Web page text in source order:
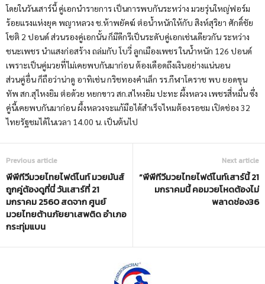
โดยในวันเสาร์นี้ คู่เอกนำรายการ เป็นการพบกันระหว่าง มวยรุ่นใหญ่ฟอร์ม
ร้อยแรงแห่งยุค พญาหลวง ช.ห้าพยัคฆ์ ต่อน้ำหนักให้กับ สิงห์สุริยา ศักดิ์ชัย
โชติ 2 ปอนด์ ส่วนรองคู่เอกนั้น ก็มีดีกรีเป็นระดับคู่เอกเช่นเดียวกัน ระหว่าง
ชนะเพชร นำแสงก่อสร้าง ถล่มกับ โบวี่ ลูกเมืองเพชร ในน้ำหนัก 126 ปอนด์
เพราะเป็นคู่มวยที่ไม่เคยพบกันมาก่อน ต้องเดือดถึงเงินอย่างแน่นอน
ส่วนคู่อื่น ก็ถือว่าน่าดู อาทิเช่น กริชทองคำเล็ก รร.กีฬาโคราช พบ ยอดขุน
ทัพ สก.สุไหงยิม ต่อด้วย หยกขาว สก.สไหงยิม ปะทะ ผึ้งหลวง เพชรสี่หมื่น ซึ่ง
คู่นี้เคยพบกันมาก่อน ผึ้งหลวงจะแก้มือได้สำเร็จไหมต้องรอชม เปิดช่อง 32
ไทยรัฐชมได้ในเวลา 14.00 น. เป็นต้นไป
Previous article
พีพีทีวีมวยไทยไฟต์ไนท์ มวยมันส์
ถูกคู่ต้องดูที่นี่ วันเสาร์ที่ 21
มกราคม 2560 สดจาก ศูนย์
มวยไทยต้านภัยยาเสพติด อำเภอ
กระทุ่มแบน
Next article
”พีพีทีวีมวยไทยไฟต์ไนท์เสาร์นี้ 21
มกราคมนี้ คอมวยโหดต้องไม่
พลาดช่อง36